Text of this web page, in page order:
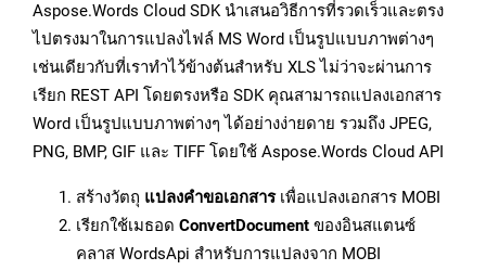
Aspose.Words Cloud SDK นำเสนอวิธีการที่รวดเร็วและตรง
ไปตรงมาในการแปลงไฟล์ MS Word เป็นรูปแบบภาพต่างๆ
เช่นเดียวกับที่เราทำไว้ข้างต้นสำหรับ XLS ไม่ว่าจะผ่านการ
เรียก REST API โดยตรงหรือ SDK คุณสามารถแปลงเอกสาร
Word เป็นรูปแบบภาพต่างๆ ได้อย่างง่ายดาย รวมถึง JPEG,
PNG, BMP, GIF และ TIFF โดยใช้ Aspose.Words Cloud API
สร้างวัตถุ แปลงคำขอเอกสารเพื่อแปลงเอกสาร MOBI
เรียกใช้เมธอด ConvertDocument ของอินสแตนซ์
คลาส WordsApi สำหรับการแปลงจาก MOBI